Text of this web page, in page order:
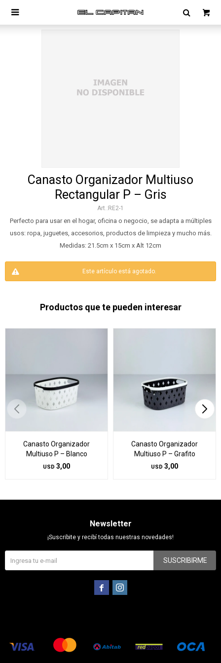

Canasto Organizador Multiuso
Rectangular P – Gris
RE2-1
Perfecto para usar en el hogar, oficina o negocio, se adapta a múltiples
usos: ropa, juguetes, accesorios, productos de limpieza y mucho más.
Medidas: 21.5cm x 15cm x Alt 12cm
Este artículo está agotado.
Productos que te pueden interesar
Canasto Organizador
Multiuso P – Blanco
USD 3,00
Canasto Organizador
Multiuso P – Grafito
USD 3,00
Newsletter
¡Suscribite y recibí todas nuestras novedades!
SUSCRIBIRME
 